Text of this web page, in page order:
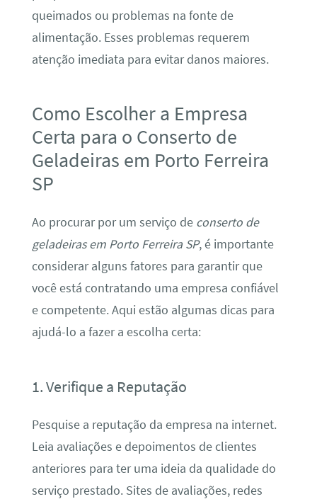
queimados ou problemas na fonte de
alimentação. Esses problemas requerem
atenção imediata para evitar danos maiores.
Como Escolher a Empresa
Certa para o Conserto de
Geladeiras em Porto Ferreira
SP
Ao procurar por um serviço de conserto de
geladeiras em Porto Ferreira SP, é importante
considerar alguns fatores para garantir que
você está contratando uma empresa confiável
e competente. Aqui estão algumas dicas para
ajudá-lo a fazer a escolha certa:
1. Verifique a Reputação
Pesquise a reputação da empresa na internet.
Leia avaliações e depoimentos de clientes
anteriores para ter uma ideia da qualidade do
serviço prestado. Sites de avaliações, redes